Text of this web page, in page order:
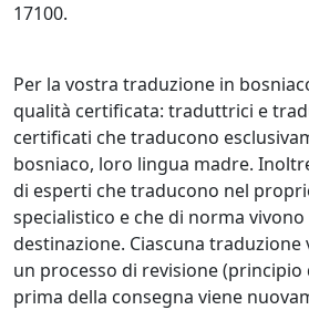
17100.
Per la vostra traduzione in
qualità certificata: traduttrici e
certificati che traducono
bosniaco, loro lingua madre.
di esperti che traducono nel
specialistico e che di norma vivono
destinazione. Ciascuna
un processo di revisione
prima della consegna viene